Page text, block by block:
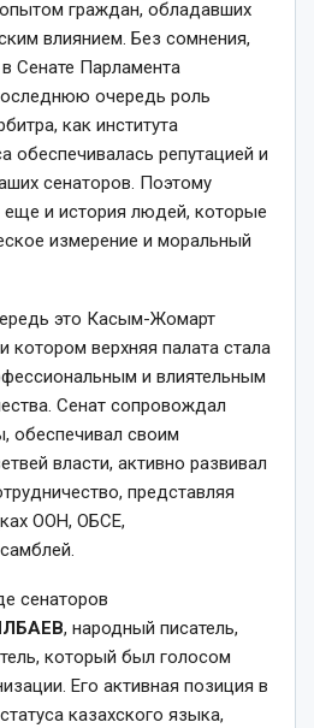
граж­дан, обладавших
влиянием. Без сомнения,
Сенате Парламента
очередь роль
как института
обеспечивалась репутацией и
сенаторов. Поэтому
еще и история людей, которые
измерение и моральный
это Касым­-Жомарт
котором верхняя палата стала
и влиятельным
Сенат сопровождал
обеспечивал своим
власти, активно развивал
представляя
ООН, ОБСЕ,
сенаторов
, народный писатель,
который был голосом
Его активная позиция в
казахского языка,